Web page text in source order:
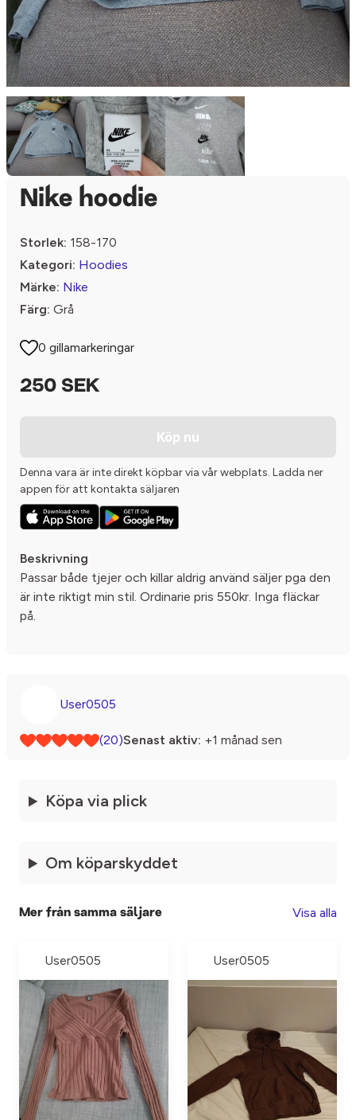
Nike hoodie
Storlek: 158-170
Kategori: Hoodies
Märke: Nike
Färg: Grå
0 gillamarkeringar
250 SEK
Köp nu
Denna vara är inte direkt köpbar via vår webplats. Ladda ner
appen för att kontakta säljaren
Beskrivning
Passar både tjejer och killar aldrig använd säljer pga den
är inte riktigt min stil. Ordinarie pris 550kr. Inga fläckar
på.
User0505
(20)Senast aktiv: +1 månad sen
Köpa via plick
Om köparskyddet
Mer från samma säljare Visa alla
User0505 User0505